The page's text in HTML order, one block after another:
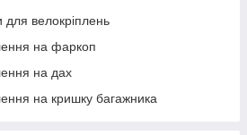
на водості
для велокріплень
на фаркоп
на дах
на кришку багажника